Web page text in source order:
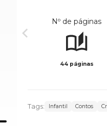
Nº de páginas
44 páginas
Tags: Infantil Contos